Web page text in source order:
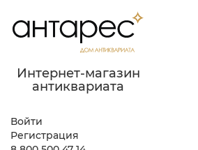
Интернет-магазин
антиквариата
Войти
Регистрация